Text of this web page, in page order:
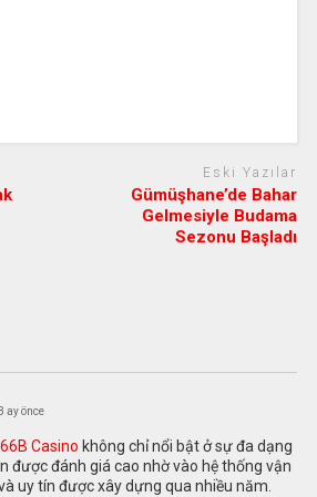
Eski Yazılar
Gümüşhane’de Bahar
Gelmesiyle Budama
Sezonu Başladı
ay önce
66B Casino không chỉ nổi bật ở sự đa dạng
được đánh giá cao nhờ vào hệ thống vận
uy tín được xây dựng qua nhiều năm.